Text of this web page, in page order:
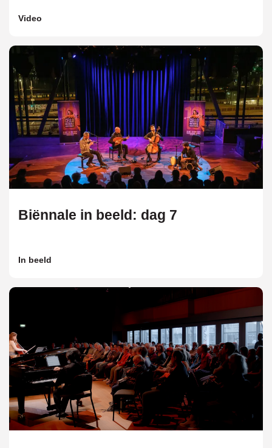
Video
Biënnale in beeld: dag 7
In beeld